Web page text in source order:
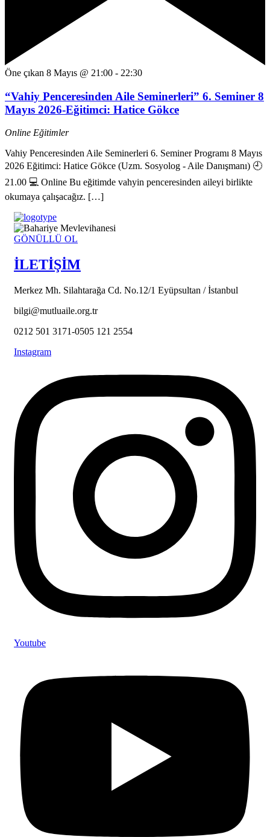
Öne çıkan 8 Mayıs @ 21:00 - 22:30
“Vahiy Penceresinden Aile Seminerleri” 6. Seminer 8
Mayıs 2026-Eğitimci: Hatice Gökce
Online Eğitimler
Vahiy Penceresinden Aile Seminerleri 6. Seminer Programı 8 Mayıs
2026 Eğitimci: Hatice Gökce (Uzm. Sosyolog - Aile Danışmanı) 🕘
21.00 💻 Online Bu eğitimde vahyin penceresinden aileyi birlikte
okumaya çalışacağız. […]
GÖNÜLLÜ OL
İLETİŞİM
Merkez Mh. Silahtarağa Cd. No.12/1 Eyüpsultan / İstanbul
bilgi@mutluaile.org.tr
0212 501 3171-0505 121 2554
Instagram
Youtube